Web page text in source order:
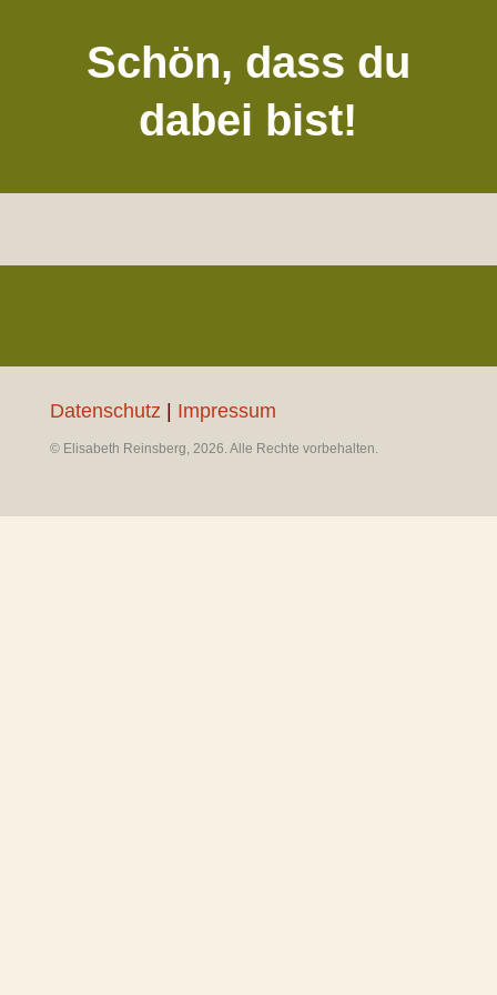
Schön, dass du
dabei bist!
Datenschutz Impressum
© Elisabeth Reinsberg, 2026. Alle Rechte vorbehalten.